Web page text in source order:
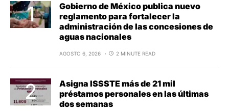
Gobierno de México publica nuevo
reglamento para fortalecer la
administración de las concesiones de
aguas nacionales
AGOSTO 6, 2026 2 MINUTE READ
Asigna ISSSTE más de 21 mil
préstamos personales en las últimas
dos semanas